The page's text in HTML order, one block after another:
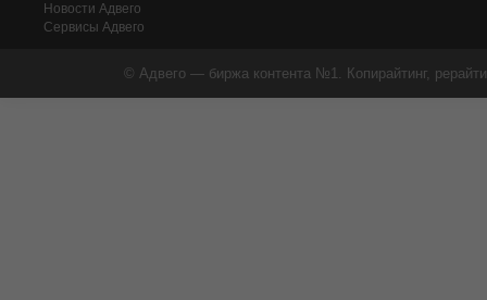
Новости Адвего
Сервисы Адвего
© Адвего — биржа контента №1. Копирайтинг,